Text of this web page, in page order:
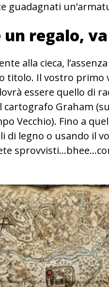
guadagnati
un regalo,
alla cieca,
titolo. Il vostro primo
essere quello di
cartografo Graham
Vecchio). Fino a
di legno o usando il